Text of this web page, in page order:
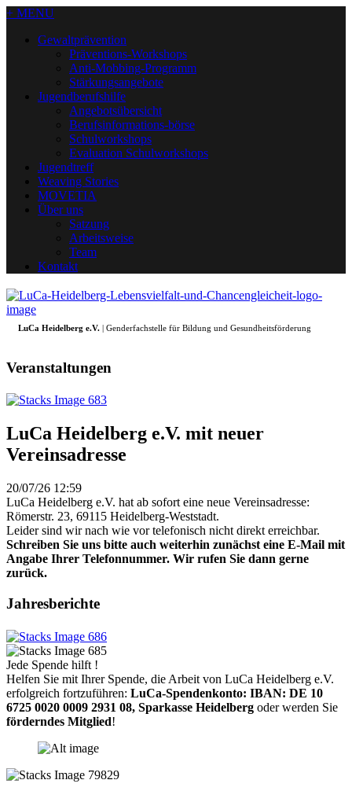
+ MENU
Gewaltprävention
Präventions-Workshops
Anti-Mobbing-Programm
Stärkungsangebote
Jugendberufshilfe
Angebotsübersicht
Berufsinformations-börse
Schulworkshops
Evaluation Schulworkshops
Jugendtreff
Weaving Stories
MOVETIA
Über uns
Satzung
Arbeitsweise
Team
Kontakt
LuCa Heidelberg e.V. | Genderfachstelle für Bildung und Gesundheitsförderung
Veranstaltungen
LuCa Heidelberg e.V. mit neuer
Vereinsadresse
20/07/26 12:59
LuCa Heidelberg e.V. hat ab sofort eine neue Vereinsadresse:
Römerstr. 23, 69115 Heidelberg-Weststadt.
Leider sind wir nach wie vor telefonisch nicht direkt erreichbar.
Schreiben Sie uns bitte auch weiterhin zunächst eine E-Mail mit
Angabe Ihrer Telefonnummer. Wir rufen Sie dann gerne
zurück.
Jahresberichte
Jede Spende hilft !
Helfen Sie mit Ihrer Spende, die Arbeit von LuCa Heidelberg e.V.
erfolgreich fortzuführen: LuCa-Spendenkonto: IBAN: DE 10
6725 0020 0009 2931 08, Sparkasse Heidelberg oder werden Sie
förderndes Mitglied!